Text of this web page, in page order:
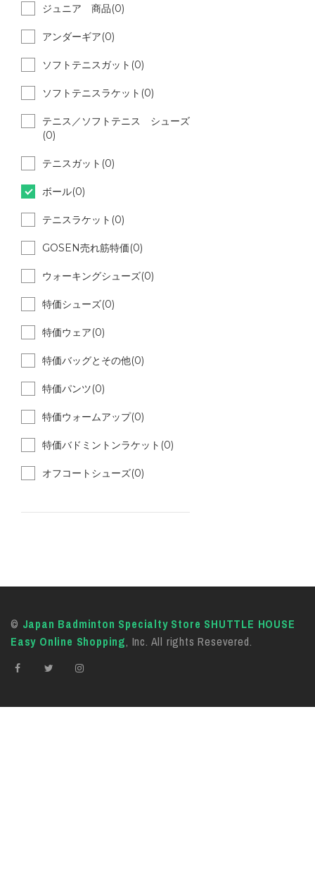
ジュニア 商品(0)
アンダーギア(0)
ソフトテニスガット(0)
ソフトテニスラケット(0)
テニス／ソフトテニス シューズ
(0)
テニスガット(0)
ボール(0)
テニスラケット(0)
GOSEN売れ筋特価(0)
ウォーキングシューズ(0)
特価シューズ(0)
特価ウェア(0)
特価バッグとその他(0)
特価パンツ(0)
特価ウォームアップ(0)
特価バドミントンラケット(0)
オフコートシューズ(0)
© Japan Badminton Specialty Store SHUTTLE HOUSE
Easy Online Shopping, Inc. All rights Resevered.